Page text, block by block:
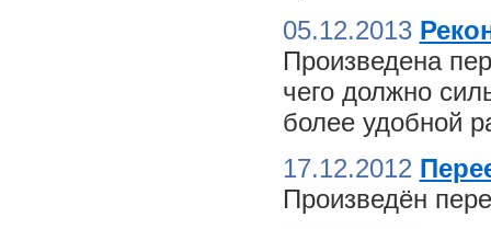
05.12.2013
Произведена
чего должно
более удобной
17.12.2012
Произведён